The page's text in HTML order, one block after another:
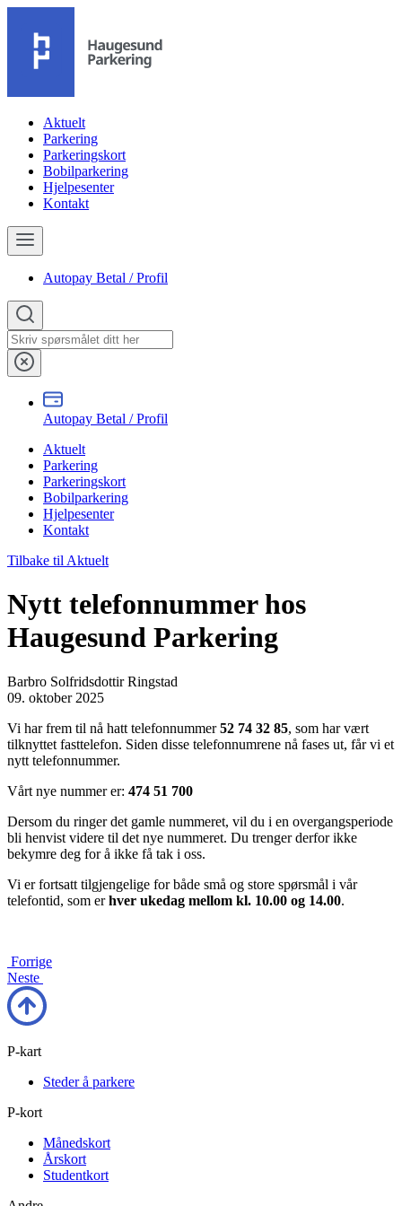
Aktuelt
Parkering
Parkeringskort
Bobilparkering
Hjelpesenter
Kontakt
Autopay Betal / Profil
Autopay Betal / Profil
Aktuelt
Parkering
Parkeringskort
Bobilparkering
Hjelpesenter
Kontakt
Tilbake til Aktuelt
Nytt telefonnummer hos
Haugesund Parkering
Barbro Solfridsdottir Ringstad
09. oktober 2025
Vi har frem til nå hatt telefonnummer52 74 32 85, som har vært
tilknyttet fasttelefon. Siden disse telefonnumrene nå fases ut, får vi et
nytt telefonnummer.
Vårt nye nummer er: 474 51 700
Dersom du ringer det gamle nummeret, vil du i en overgangsperiode
bli henvist videre til det nye nummeret. Du trenger derfor ikke
bekymre deg for å ikke få tak i oss.
Vi er fortsatt tilgjengelige for både små og store spørsmål i vår
telefontid, som erhver ukedag mellom kl. 10.00 og 14.00.
Forrige
Neste
P-kart
Steder å parkere
P-kort
Månedskort
Årskort
Studentkort